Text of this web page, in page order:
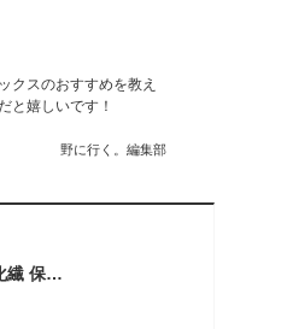
クスのおすすめを教え
と嬉しいです！
野に行く。編集部
トレッキングソックス レディース 中厚 メリノウール 化繊 保温 吸汗 速乾 抗菌 防臭 耐久 吸湿 蒸れ防止 登山 ウォーキング スポーツ Mt.happy/マウントハッピー